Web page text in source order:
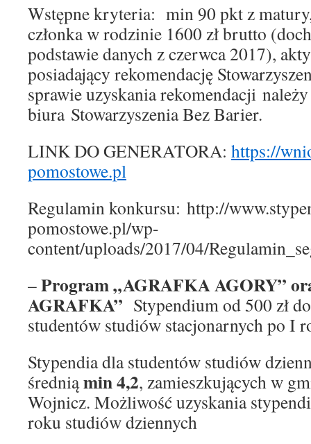
Wstępne kryteria: min 90 pkt z
członka w rodzinie 1600 zł brutto
podstawie danych z czerwca 2017),
posiadający rekomendację
sprawie uzyskania rekomendacji
biura Stowarzyszenia Bez Barier.
LINK DO GENERATORA: https://
pomostowe.pl
Regulamin konkursu: http://
pomostowe.pl/wp-
content/uploads/2017/04/
–Program „AGRAFKA AGORY”
AGRAFKA” Stypendium od 500 zł
studentów studiów stacjonarnych po I
Stypendia dla studentów studiów
średniąmin 4,2, zamieszkujących w
Wojnicz. Możliwość uzyskania
roku studiów dziennych